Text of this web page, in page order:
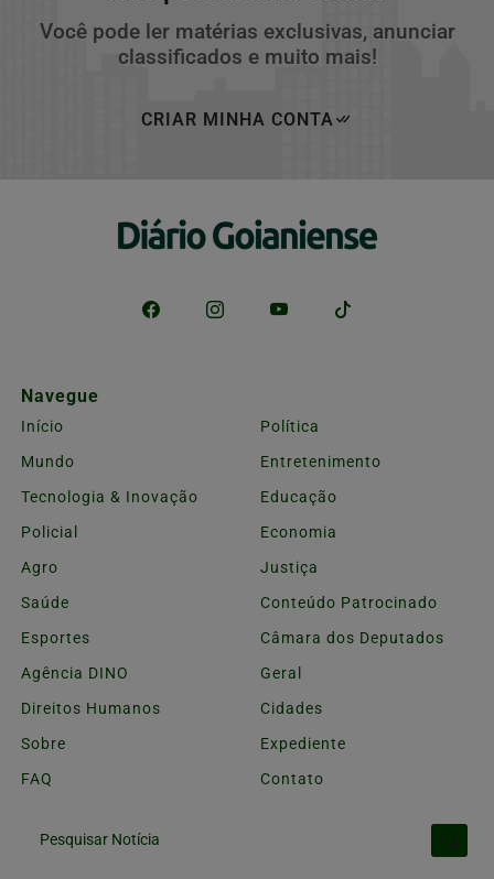
Você pode ler matérias exclusivas, anunciar
classificados e muito mais!
CRIAR MINHA CONTA
Navegue
Início
Política
Mundo
Entretenimento
Tecnologia & Inovação
Educação
Policial
Economia
Agro
Justiça
Saúde
Conteúdo Patrocinado
Esportes
Câmara dos Deputados
Agência DINO
Geral
Direitos Humanos
Cidades
Sobre
Expediente
FAQ
Contato
Pesquisar Notícia